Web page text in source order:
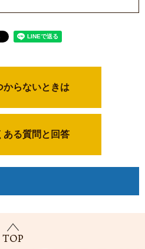
からないときは
ある質問と回答